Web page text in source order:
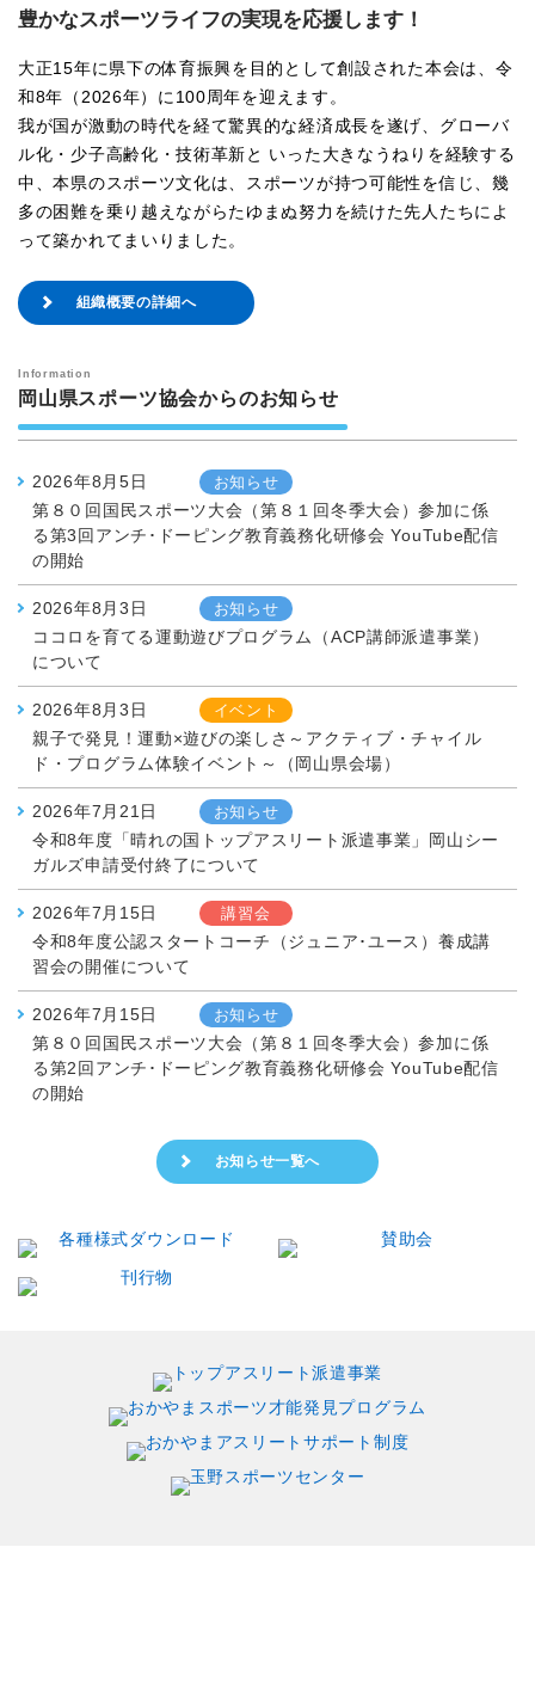
豊かなスポーツライフの実現を応援します！
大正15年に県下の体育振興を目的として創設された本会は、令
和8年（2026年）に100周年を迎えます。
我が国が激動の時代を経て驚異的な経済成長を遂げ、グローバ
ル化・少子高齢化・技術革新と いった大きなうねりを経験する
中、本県のスポーツ文化は、スポーツが持つ可能性を信じ、幾
多の困難を乗り越えながらたゆまぬ努力を続けた先人たちによ
って築かれてまいりました。
組織概要の詳細へ
岡山県スポーツ協会からのお知らせ
2026年8月5日 お知らせ
第８０回国民スポーツ大会（第８１回冬季大会）参加に係
る第3回アンチ･ドーピング教育義務化研修会 YouTube配信
の開始
2026年8月3日 お知らせ
ココロを育てる運動遊びプログラム（ACP講師派遣事業）
について
2026年8月3日 イベント
親子で発見！運動×遊びの楽しさ～アクティブ・チャイル
ド・プログラム体験イベント～（岡山県会場）
2026年7月21日 お知らせ
令和8年度「晴れの国トップアスリート派遣事業」岡山シー
ガルズ申請受付終了について
2026年7月15日 講習会
令和8年度公認スタートコーチ（ジュニア･ユース）養成講
習会の開催について
2026年7月15日 お知らせ
第８０回国民スポーツ大会（第８１回冬季大会）参加に係
る第2回アンチ･ドーピング教育義務化研修会 YouTube配信
の開始
お知らせ一覧へ